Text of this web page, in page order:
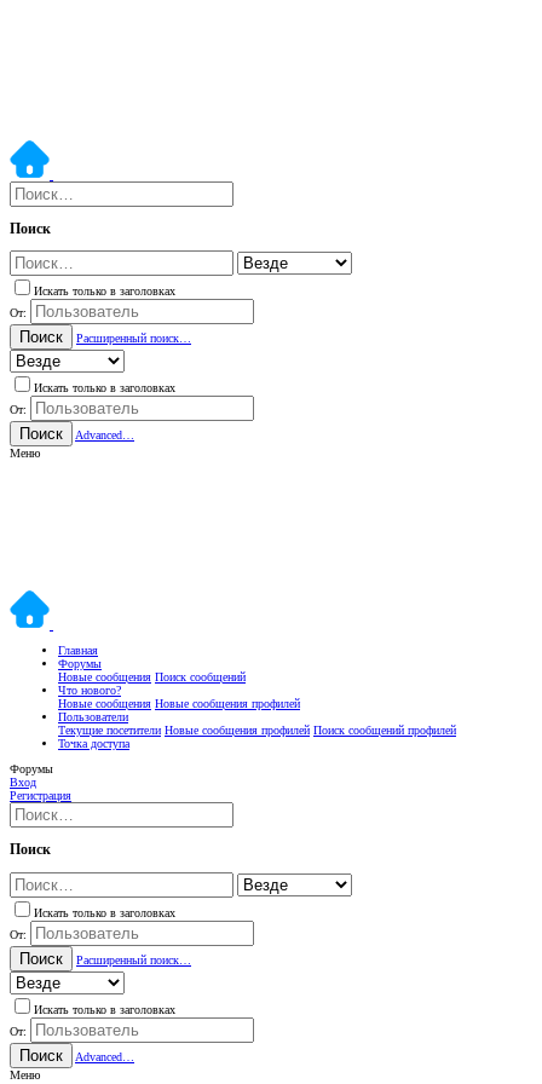
Поиск
Искать только в заголовках
От:
Поиск Расширенный поиск…
Искать только в заголовках
От:
Поиск
Advanced…
Меню
Главная
Форумы
Новые сообщения Поиск сообщений
Что нового?
Новые сообщения Новые сообщения профилей
Пользователи
Текущие посетители Новые сообщения профилей Поиск сообщений профилей
Точка доступа
Форумы
Вход
Регистрация
Поиск
Искать только в заголовках
От:
Поиск Расширенный поиск…
Искать только в заголовках
От:
Поиск
Advanced…
Меню